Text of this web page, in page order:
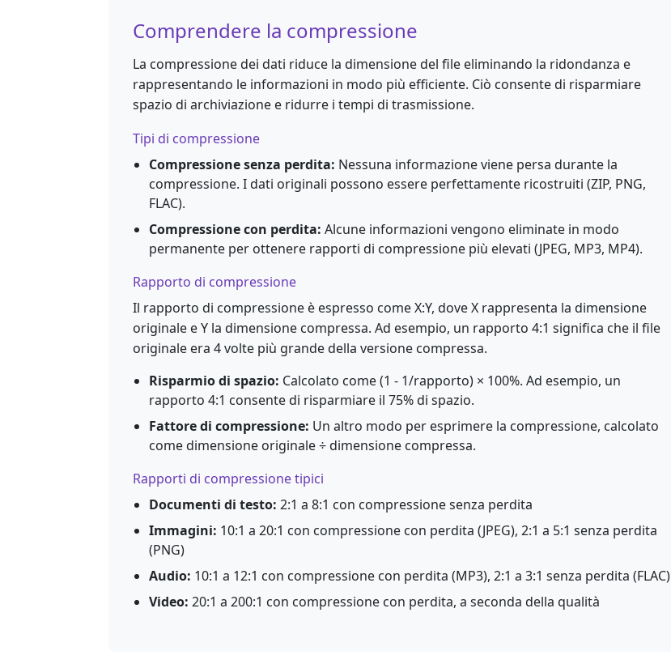
Comprendere la compressione
La compressione dei dati riduce la dimensione del file eliminando la ridondanza e
rappresentando le informazioni in modo più efficiente. Ciò consente di risparmiare
spazio di archiviazione e ridurre i tempi di trasmissione.
Tipi di compressione
Compressione senza perdita: Nessuna informazione viene persa durante la
compressione. I dati originali possono essere perfettamente ricostruiti (ZIP, PNG,
FLAC).
Compressione con perdita: Alcune informazioni vengono eliminate in modo
permanente per ottenere rapporti di compressione più elevati (JPEG, MP3, MP4).
Rapporto di compressione
Il rapporto di compressione è espresso come X:Y, dove X rappresenta la dimensione
originale e Y la dimensione compressa. Ad esempio, un rapporto 4:1 significa che il file
originale era 4 volte più grande della versione compressa.
Risparmio di spazio: Calcolato come (1 - 1/rapporto) × 100%. Ad esempio, un
rapporto 4:1 consente di risparmiare il 75% di spazio.
Fattore di compressione: Un altro modo per esprimere la compressione, calcolato
come dimensione originale ÷ dimensione compressa.
Rapporti di compressione tipici
Documenti di testo: 2:1 a 8:1 con compressione senza perdita
Immagini: 10:1 a 20:1 con compressione con perdita (JPEG), 2:1 a 5:1 senza perdita
(PNG)
Audio: 10:1 a 12:1 con compressione con perdita (MP3), 2:1 a 3:1 senza perdita (FLAC)
Video: 20:1 a 200:1 con compressione con perdita, a seconda della qualità